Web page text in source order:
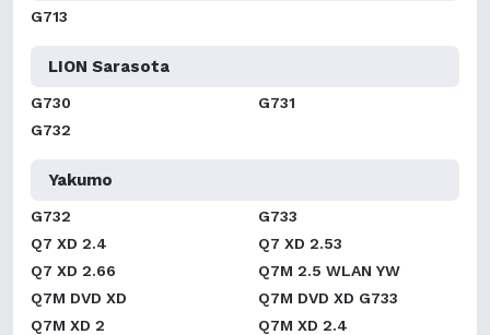
G713
LION Sarasota
G730
G731
G732
Yakumo
G732
G733
Q7 XD 2.4
Q7 XD 2.53
Q7 XD 2.66
Q7M 2.5 WLAN YW
Q7M DVD XD
Q7M DVD XD G733
Q7M XD 2
Q7M XD 2.4